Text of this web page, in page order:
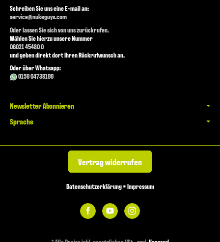
Schreiben Sie uns eine E-mail an:
service@nukeguys.com
Oder lassen Sie sich von uns zurückrufen.
Wählen Sie hierzu unsere Nummer
06021 45480 0
und geben direkt dort Ihren Rückrufwunsch an.
Oder über Whatsapp:
0159 04738199
Newsletter Abonnieren
Sprache
Vertrag widerrufen
Datenschutzerklärung•Impressum